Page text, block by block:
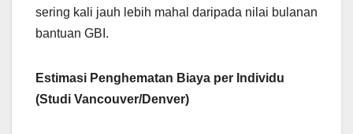
sering kali jauh lebih mahal daripada nilai bulanan
bantuan GBI.
Estimasi Penghematan Biaya per Individu
(Studi Vancouver/Denver)